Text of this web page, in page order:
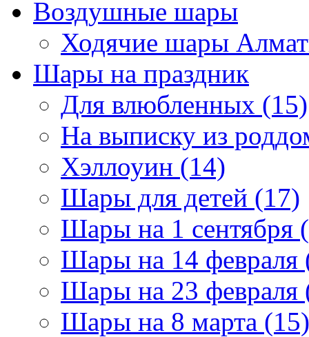
Воздушные шары
Ходячие шары
Шары на праздник
Для влюбленных (15)
На выписку из
Хэллоуин (14)
Шары для детей (17)
Шары на 1 сентября
Шары на 14 февраля
Шары на 23 февраля
Шары на 8 марта (15)